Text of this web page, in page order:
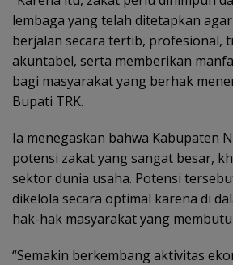
lembaga yang telah ditetapkan
berjalan secara tertib, profesional,
akuntabel, serta memberikan
bagi masyarakat yang berhak
Bupati TRK.
Ia menegaskan bahwa Kabupaten
potensi zakat yang sangat besar,
sektor dunia usaha. Potensi
dikelola secara optimal karena di
hak-hak masyarakat yang
“Semakin berkembang aktivitas